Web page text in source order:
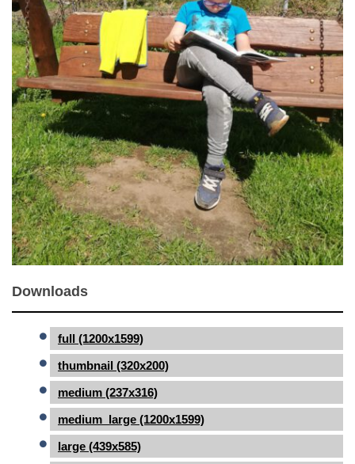
Downloads
full (1200x1599)
thumbnail (320x200)
medium (237x316)
medium_large (1200x1599)
large (439x585)